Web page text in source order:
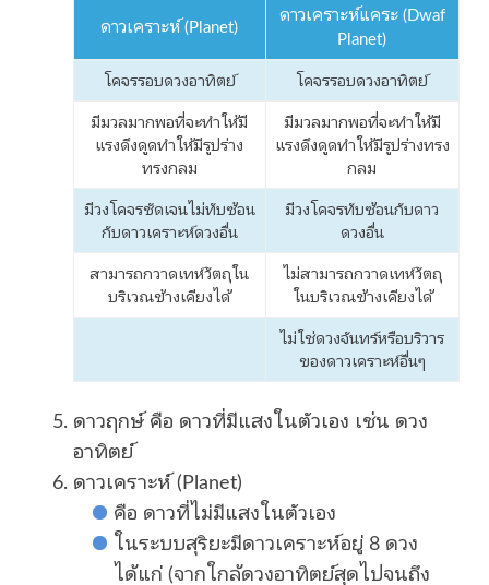
ดาวเคราะห์ (Planet)
ดาวเคราะห์แคระ (Dwaf
Planet)
โคจรรอบดวงอาทิตย์
โคจรรอบดวงอาทิตย์
มีมวลมากพอที่จะทำให้มี
แรงดึงดูดทำให้มีรูปร่าง
ทรงกลม
มีมวลมากพอที่จะทำให้มี
แรงดึงดูดทำให้มีรูปร่างทรง
กลม
มีวงโคจรชัดเจนไม่ทับซ้อน
กับดาวเคราะห์ดวงอื่น
มีวงโคจรทับซ้อนกับดาว
ดวงอื่น
สามารถกวาดเทห์วัตถุใน
บริเวณข้างเคียงได้
ไม่สามารถกวาดเทห์วัตถุ
ในบริเวณข้างเคียงได้
ไม่ใช่ดวงจันทร์หรือบริวาร
ของดาวเคราะห์อื่นๆ
ดาวฤกษ์ คือ ดาวที่มีแสงในตัวเอง เช่น ดวง
อาทิตย์
ดาวเคราะห์ (Planet)
คือ ดาวที่ไม่มีแสงในตัวเอง
ในระบบสุริยะมีดาวเคราะห์อยู่ 8 ดวง
ได้แก่ (จากใกล้ดวงอาทิตย์สุดไปจนถึง